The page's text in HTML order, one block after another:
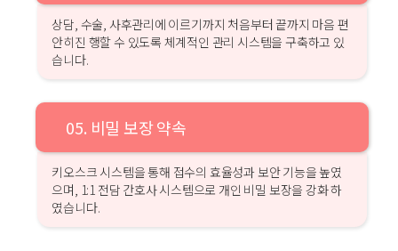
상담, 수술, 사후관리에 이르기까지 처음부터 끝까지 마음 편
안히진 행할 수 있도록 체계적인 관리 시스템을 구축하고 있
습니다.
05. 비밀 보장 약속
키오스크 시스템을 통해 접수의 효율성과 보안 기능을 높였
으며, 1:1 전담 간호사 시스템으로 개인 비밀 보장을 강화 하
였습니다.